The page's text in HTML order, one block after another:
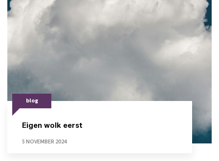
blog
Eigen wolk eerst
5 NOVEMBER 2024